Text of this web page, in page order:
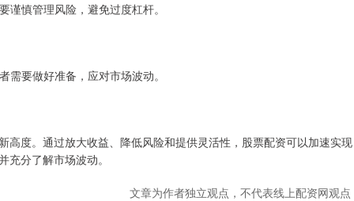
慎管理风险，避免过度杠杆。
要做好准备，应对市场波动。
度。通过放大收益、降低风险和提供灵活性，股票配资可以加速实现
分了解市场波动。
文章为作者独立观点，不代表线上配资网观点